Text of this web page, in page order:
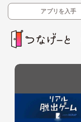
アプリを入手